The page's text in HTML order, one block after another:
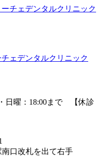
日曜：18:00まで 【休診
口改札を出て右手